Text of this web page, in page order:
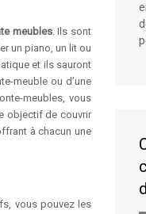
meubles. Ils sont
un piano, un lit ou
et ils sauront
meuble ou d’une
meubles, vous
objectif de couvrir
à chacun une
vous pouvez les